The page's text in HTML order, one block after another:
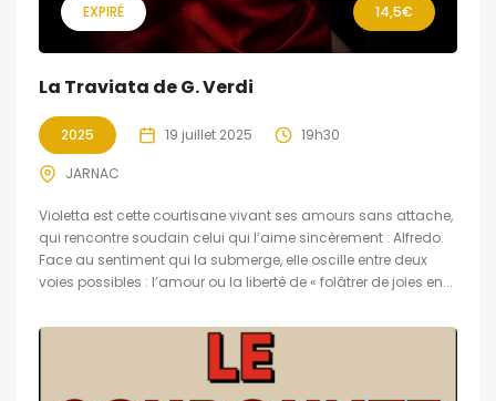
EXPIRÉ 14,5€
La Traviata de G. Verdi
2025 19 juillet 2025 19h30
JARNAC
​Violetta est cette courtisane vivant ses amours sans attache,
qui rencontre soudain celui qui l’aime sincèrement : Alfredo.
Face au sentiment qui la submerge, elle oscille entre deux
voies possibles : l’amour ou la liberté de « folâtrer de joies en...